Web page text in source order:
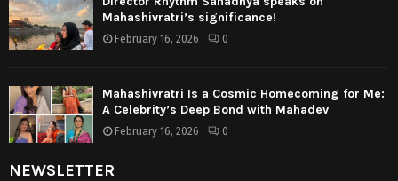
Mahashivratri’s significance!
February 16, 2026 0
Mahashivratri Is a Cosmic Homecoming for Me:
A Celebrity’s Deep Bond with Mahadev
February 16, 2026 0
NEWSLETTER